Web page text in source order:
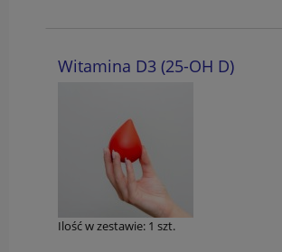
Witamina D3 (25-OH D)
Ilość w zestawie: 1 szt.